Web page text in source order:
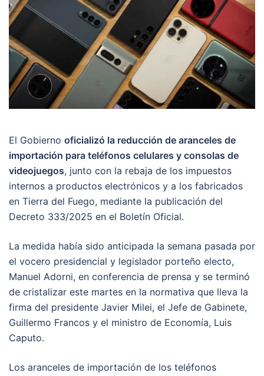
El Gobierno oficializó la reducción de aranceles de
importación para teléfonos celulares y consolas de
videojuegos, junto con la rebaja de los impuestos
internos a productos electrónicos y a los fabricados
en Tierra del Fuego, mediante la publicación del
Decreto 333/2025 en el Boletín Oficial.
La medida había sido anticipada la semana pasada por
el vocero presidencial y legislador porteño electo,
Manuel Adorni, en conferencia de prensa y se terminó
de cristalizar este martes en la normativa que lleva la
firma del presidente Javier Milei, el Jefe de Gabinete,
Guillermo Francos y el ministro de Economía, Luis
Caputo.
Los aranceles de importación de los teléfonos